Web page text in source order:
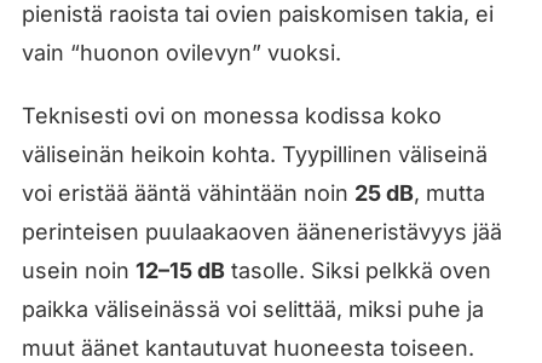
pienistä raoista tai ovien paiskomisen takia, ei
vain “huonon ovilevyn” vuoksi.
Teknisesti ovi on monessa kodissa koko
väliseinän heikoin kohta. Tyypillinen väliseinä
voi eristää ääntä vähintään noin 25 dB, mutta
perinteisen puulaakaoven ääneneristävyys jää
usein noin 12–15 dBtasolle. Siksi pelkkä oven
paikka väliseinässä voi selittää, miksi puhe ja
muut äänet kantautuvat huoneesta toiseen.